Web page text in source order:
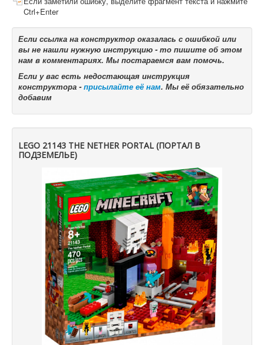
Ctrl+Enter
Если ссылка на конструктор оказалась с ошибкой или
вы не нашли нужную инструкцию - то пишите об этом
нам в комментариях. Мы постараемся вам помочь.
Если у вас есть недостающая инструкция
конструктора -присылайте её нам. Мы её обязательно
добавим
LEGO 21143 THE NETHER PORTAL (ПОРТАЛ В
ПОДЗЕМЕЛЬЕ)